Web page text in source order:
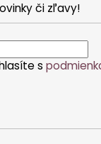
či zľavy!
s